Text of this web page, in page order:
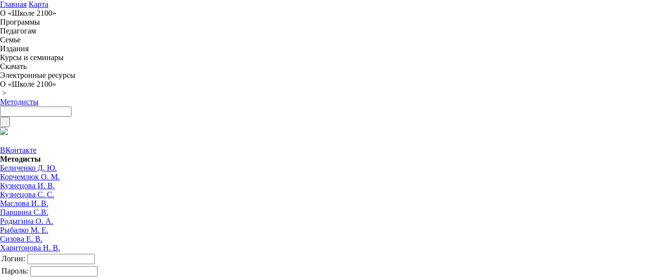
Главная Карта
О «Школе 2100»
Программы
Педагогам
Семье
Издания
Курсы и семинары
Скачать
Электронные ресурсы
О «Школе 2100»
>
Методисты
ВКонтакте
Методисты
Беличенко Д. Ю.
Корчемлюк О. М.
Кузнецова И. В.
Кузнецова С. С.
Маслова И. В.
Паршина С.В.
Родыгина О. А.
Рыбалко М. Е.
Сизова Е. В.
Харитонова Н. В.
Логин:
Пароль: